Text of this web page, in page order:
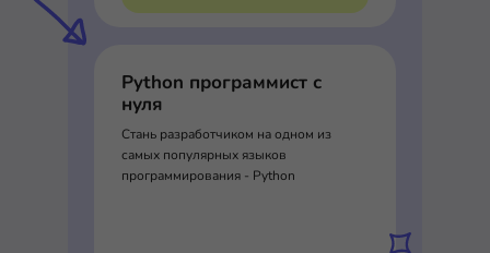
Python программист с
нуля
Стань разработчиком на одном из
самых популярных языков
программирования - Python